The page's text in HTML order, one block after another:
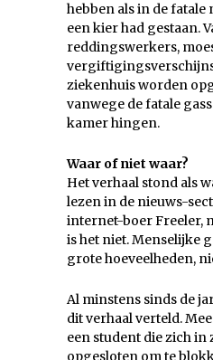
hebben als in de fatale
een kier had gestaan.
reddingswerkers,
ziekenhuis worden
vanwege de fatale
kamer hingen.
Waar of niet waar?
Het verhaal stond als
lezen in de nieuws-
internet-boer Freeler,
is het niet. Menselijke
grote hoeveelheden,
Al minstens sinds de
dit verhaal verteld.
een student die zich
opgesloten om te